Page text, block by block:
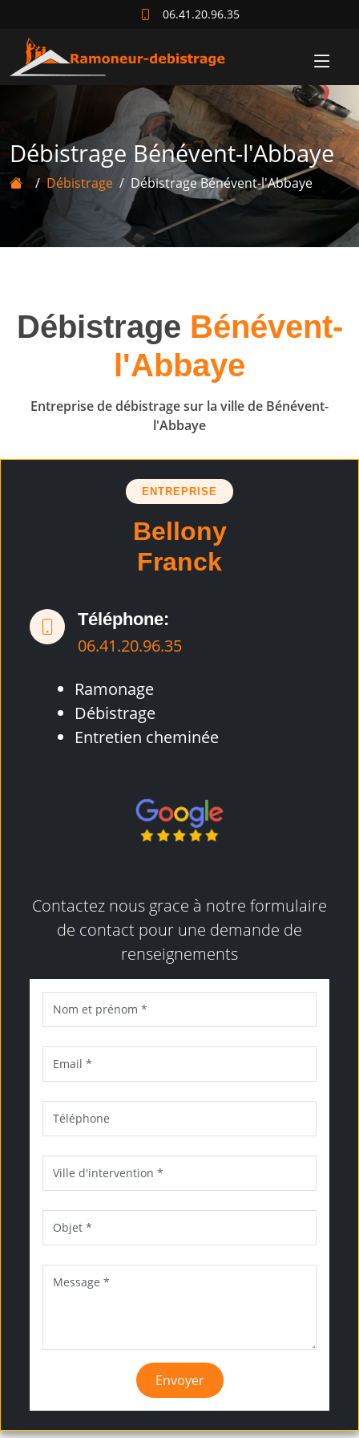
06.41.20.96.35
Débistrage Bénévent-l'Abbaye
Débistrage Débistrage Bénévent-l'Abbaye
Débistrage Bénévent-
l'Abbaye
Entreprise de débistrage sur la ville de Bénévent-
l'Abbaye
ENTREPRISE
Bellony
Franck
Téléphone:
06.41.20.96.35
Ramonage
Débistrage
Entretien cheminée
Contactez nous grace à notre formulaire
de contact pour une demande de
renseignements
Envoyer